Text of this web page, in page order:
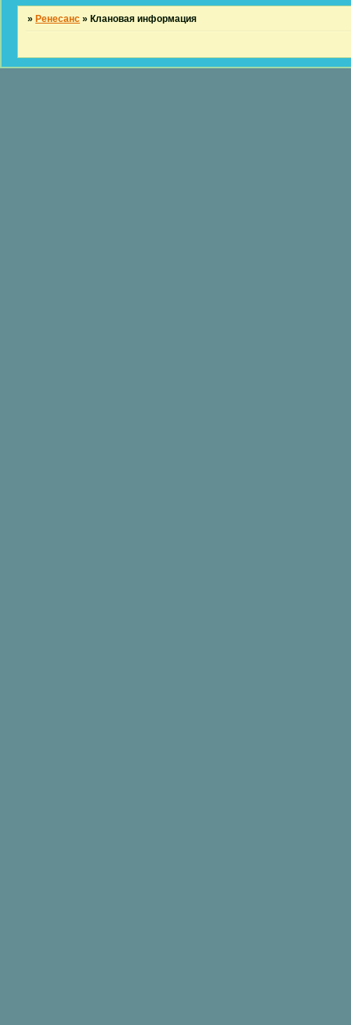
» Ренесанс » Клановая информация